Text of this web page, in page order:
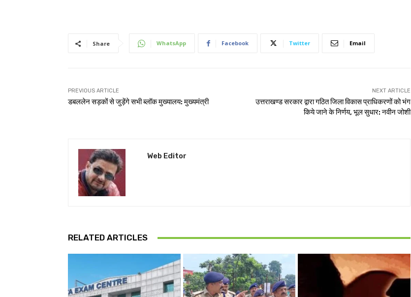
Share WhatsApp Facebook Twitter Email
PREVIOUS ARTICLE
डबललेन सड़कों से जुड़ेंगे सभी ब्लॉक मुख्यालय: मुख्यमंत्री
NEXT ARTICLE
उत्तराखण्ड सरकार द्वारा गठित जिला विकास प्राधिकरणों को भंग
किये जाने के निर्णय, भूल सुधार: नवीन जोशी
Web Editor
RELATED ARTICLES